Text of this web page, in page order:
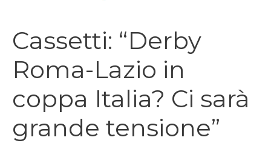
Cassetti: “Derby
Roma-Lazio in
coppa Italia? Ci sarà
grande tensione”